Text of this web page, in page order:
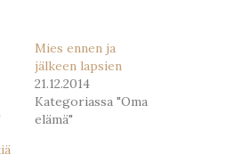
Mies ennen ja
jälkeen lapsien
21.12.2014
Kategoriassa "Oma
elämä"